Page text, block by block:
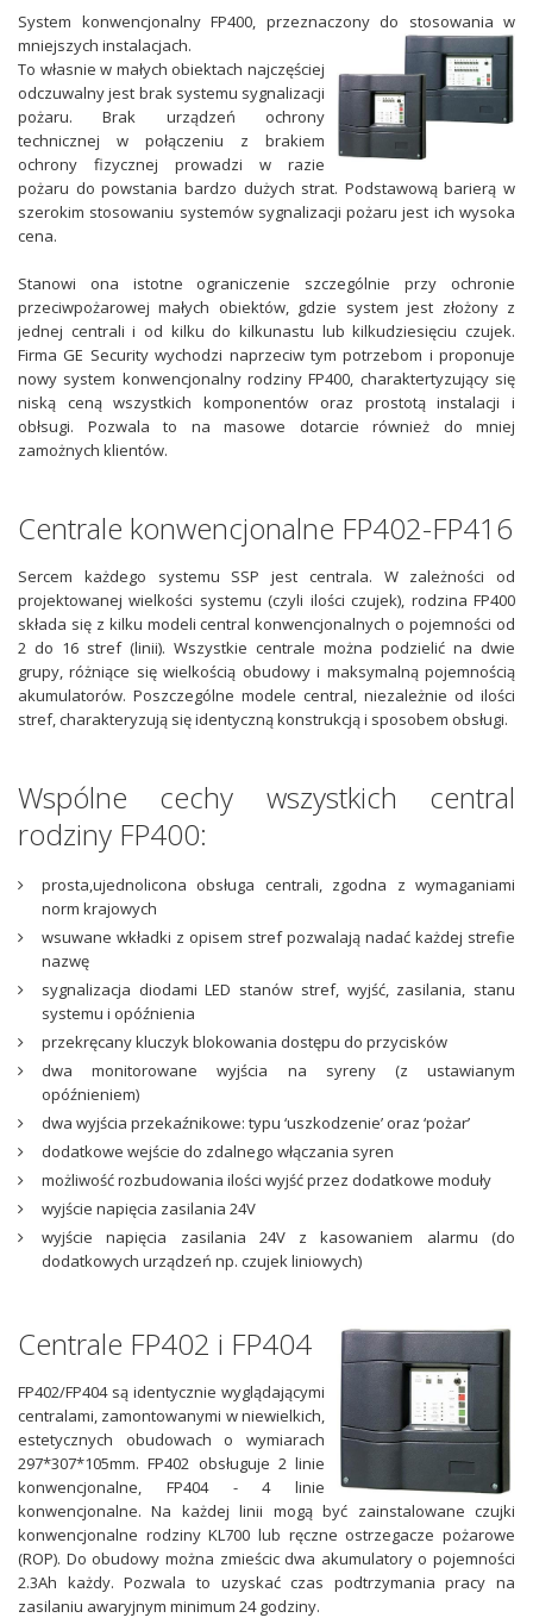
System konwencjonalny FP400, przeznaczony do stosowania w
mniejszych instalacjach.
To własnie w małych obiektach najczęściej
odczuwalny jest brak systemu sygnalizacji
pożaru. Brak urządzeń ochrony
technicznej w połączeniu z brakiem
ochrony fizycznej prowadzi w razie
pożaru do powstania bardzo dużych strat. Podstawową barierą w
szerokim stosowaniu systemów sygnalizacji pożaru jest ich wysoka
cena.
Stanowi ona istotne ograniczenie szczególnie przy ochronie
przeciwpożarowej małych obiektów, gdzie system jest złożony z
jednej centrali i od kilku do kilkunastu lub kilkudziesięciu czujek.
Firma GE Security wychodzi naprzeciw tym potrzebom i proponuje
nowy system konwencjonalny rodziny FP400, charaktertyzujący się
niską ceną wszystkich komponentów oraz prostotą instalacji i
obłsugi. Pozwala to na masowe dotarcie również do mniej
zamożnych klientów.
Centrale konwencjonalne FP402-FP416
Sercem każdego systemu SSP jest centrala. W zależności od
projektowanej wielkości systemu (czyli ilości czujek), rodzina FP400
składa się z kilku modeli central konwencjonalnych o pojemności od
2 do 16 stref (linii). Wszystkie centrale można podzielić na dwie
grupy, różniące się wielkością obudowy i maksymalną pojemnością
akumulatorów. Poszczególne modele central, niezależnie od ilości
stref, charakteryzują się identyczną konstrukcją i sposobem obsługi.
Wspólne cechy wszystkich central
rodziny FP400:
prosta,ujednolicona obsługa centrali, zgodna z wymaganiami
norm krajowych
wsuwane wkładki z opisem stref pozwalają nadać każdej strefie
nazwę
sygnalizacja diodami LED stanów stref, wyjść, zasilania, stanu
systemu i opóźnienia
przekręcany kluczyk blokowania dostępu do przycisków
dwa monitorowane wyjścia na syreny (z ustawianym
opóźnieniem)
dwa wyjścia przekaźnikowe: typu ‘uszkodzenie’ oraz ‘pożar’
dodatkowe wejście do zdalnego włączania syren
możliwość rozbudowania ilości wyjść przez dodatkowe moduły
wyjście napięcia zasilania 24V
wyjście napięcia zasilania 24V z kasowaniem alarmu (do
dodatkowych urządzeń np. czujek liniowych)
Centrale FP402 i FP404
FP402/FP404 są identycznie wyglądającymi
centralami, zamontowanymi w niewielkich,
estetycznych obudowach o wymiarach
297*307*105mm. FP402 obsługuje 2 linie
konwencjonalne, FP404 - 4 linie
konwencjonalne. Na każdej linii mogą być zainstalowane czujki
konwencjonalne rodziny KL700 lub ręczne ostrzegacze pożarowe
(ROP). Do obudowy można zmieścic dwa akumulatory o pojemności
2.3Ah każdy. Pozwala to uzyskać czas podtrzymania pracy na
zasilaniu awaryjnym minimum 24 godziny.